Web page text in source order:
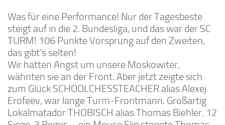
Was für eine Performance! Nur der Tagesbeste
steigt auf in die 2. Bundesliga, und das war der SC
TURM! 106 Punkte Vorsprung auf den Zweiten,
das gibt’s selten!
Wir hatten Angst um unsere Moskowiter,
wähnten sie an der Front. Aber jetzt zeigte sich
zum Glück SCHOOLCHESSTEACHER alias Alexej
Erofeev, war lange Turm-Frontmann. Großartig
Lokalmatador THOBISCH alias Thomas Biehler. 12